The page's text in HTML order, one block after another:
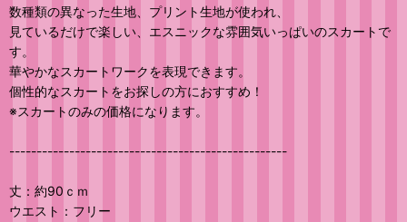
数種類の異なった生地、プリント生地が使われ、
見ているだけで楽しい、エスニックな雰囲気いっぱいのスカートで
す。
華やかなスカートワークを表現できます。
個性的なスカートをお探しの方におすすめ！
※スカートのみの価格になります。
---------------------------------------------------
丈：約90ｃｍ
ウエスト：フリー